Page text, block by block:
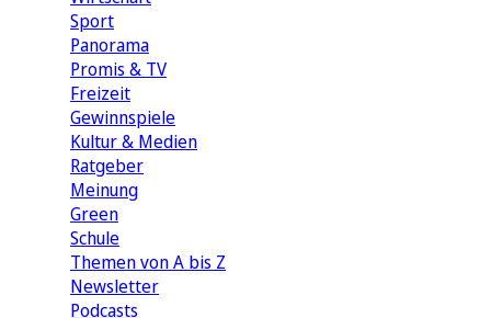
Sport
Panorama
Promis & TV
Freizeit
Gewinnspiele
Kultur & Medien
Ratgeber
Meinung
Green
Schule
Themen von A bis Z
Newsletter
Podcasts